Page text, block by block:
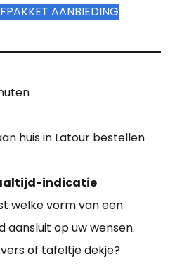
AANBIEDING
huis in Latour bestellen
indicatie
welke vorm van een
aansluit op uw wensen.
of tafeltje dekje?